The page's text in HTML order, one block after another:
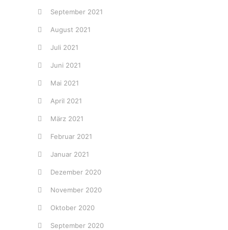
September 2021
August 2021
Juli 2021
Juni 2021
Mai 2021
April 2021
März 2021
Februar 2021
Januar 2021
Dezember 2020
November 2020
Oktober 2020
September 2020